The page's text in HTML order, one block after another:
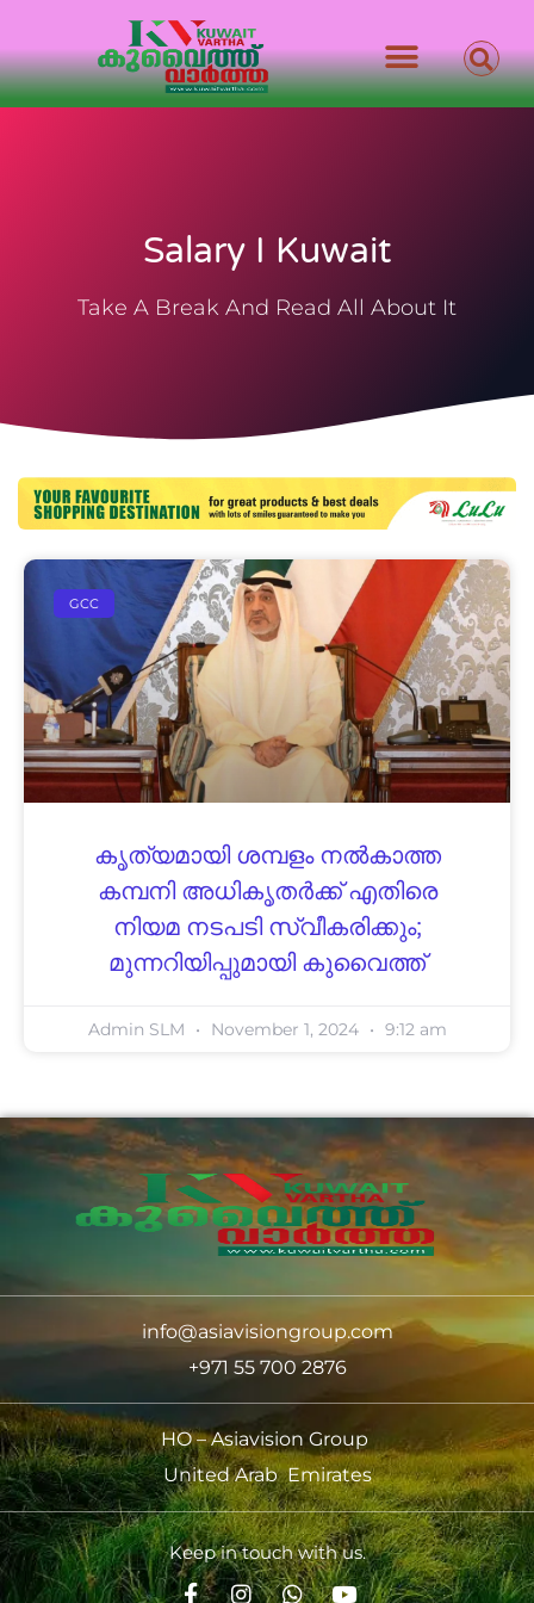
Salary I Kuwait
Take A Break And Read All About It
GCC
കൃത്യമായി ശമ്പളം നൽകാത്ത
കമ്പനി അധികൃതർക്ക് എതിരെ
നിയമ നടപടി സ്വീകരിക്കും;
മുന്നറിയിപ്പുമായി കുവൈത്ത്
Admin SLM November 1, 2024 9:12 am
info@asiavisiongroup.com
+971 55 700 2876
HO – Asiavision Group
United Arab Emirates
Keep in touch with us.